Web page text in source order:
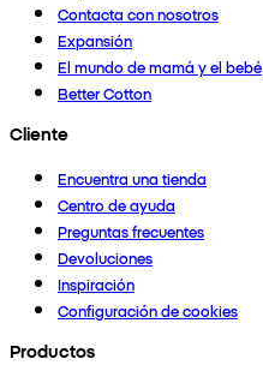
Contacta con nosotros
Expansión
El mundo de mamá y el bebé
Better Cotton
Cliente
Encuentra una tienda
Centro de ayuda
Preguntas frecuentes
Devoluciones
Inspiración
Configuración de cookies
Productos